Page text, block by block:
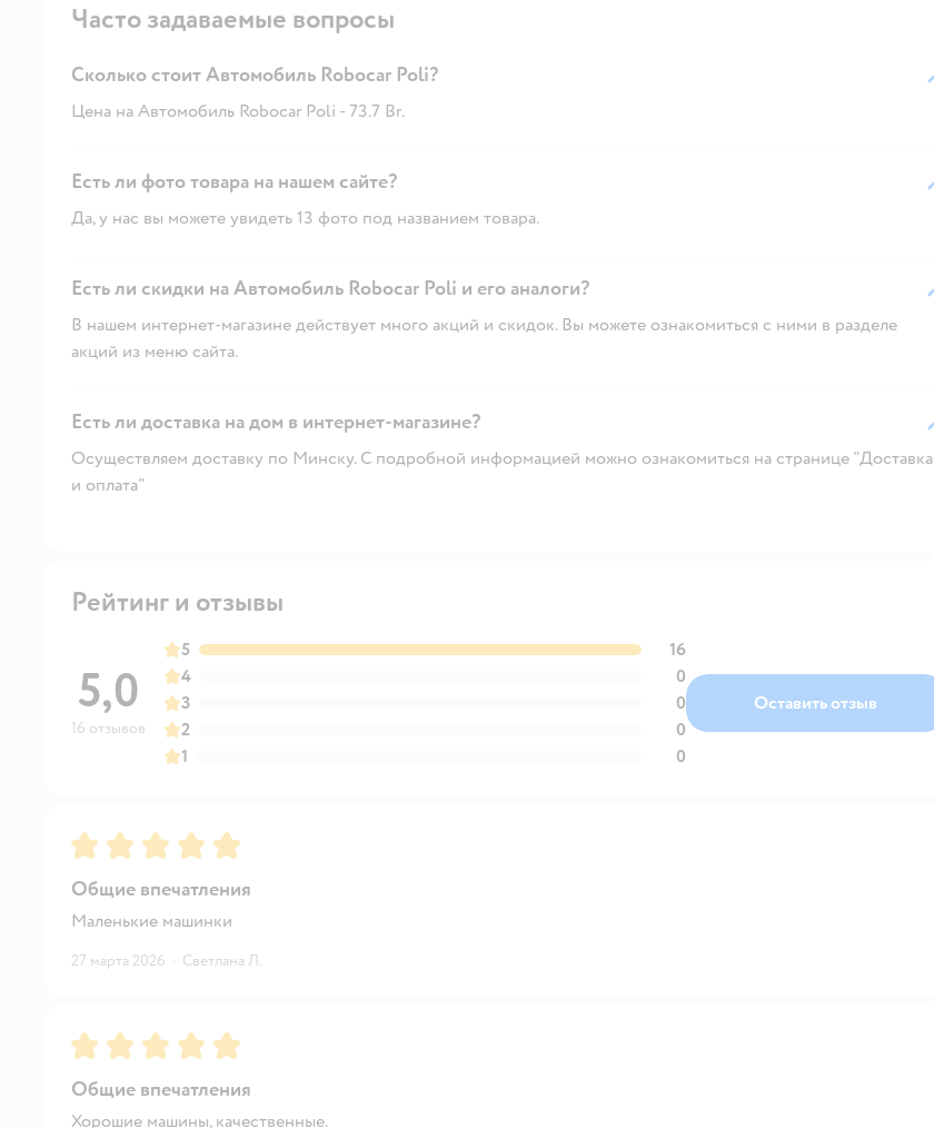
Часто задаваемые вопросы
Сколько стоит Автомобиль Robocar Poli?
Цена на Автомобиль Robocar Poli - 73.7 Br.
Есть ли фото товара на нашем сайте?
Да, у нас вы можете увидеть 13 фото под названием товара.
Есть ли скидки на Автомобиль Robocar Poli и его аналоги?
В нашем интернет-магазине действует много акций и скидок. Вы можете ознакомиться с ними в разделе
акций из меню сайта.
Есть ли доставка на дом в интернет-магазине?
Осуществляем доставку по Минску. С подробной информацией можно ознакомиться на странице "Доставка
и оплата"
Рейтинг и отзывы
5,0
16 отзывов
5
16
4
0
3
0
2
0
1
0
Оставить отзыв
Рейтинг:5
Общие впечатления
Маленькие машинки
27 марта 2026 · Светлана Л.
Рейтинг:5
Общие впечатления
Хорошие машины, качественные.